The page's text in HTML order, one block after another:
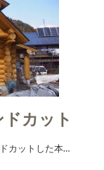
カット
カットした本…